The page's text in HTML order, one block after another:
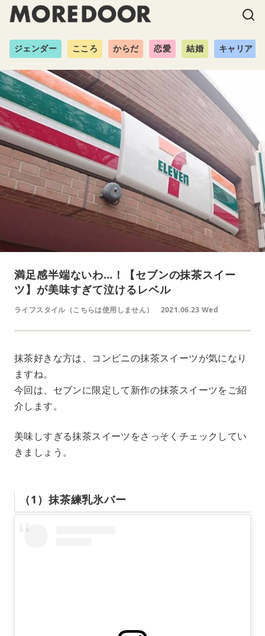
ジェンダー こころ からだ 恋愛 結婚 キャリア
満足感半端ないわ…！【セブンの抹茶スイー
ツ】が美味すぎて泣けるレベル
ライフスタイル（こちらは使用しません） 2021.06.23 Wed
抹茶好きな方は、コンビニの抹茶スイーツが気になり
ますね。
今回は、セブンに限定して新作の抹茶スイーツをご紹
介します。
美味しすぎる抹茶スイーツをさっそくチェックしてい
きましょう。
（1）抹茶練乳氷バー